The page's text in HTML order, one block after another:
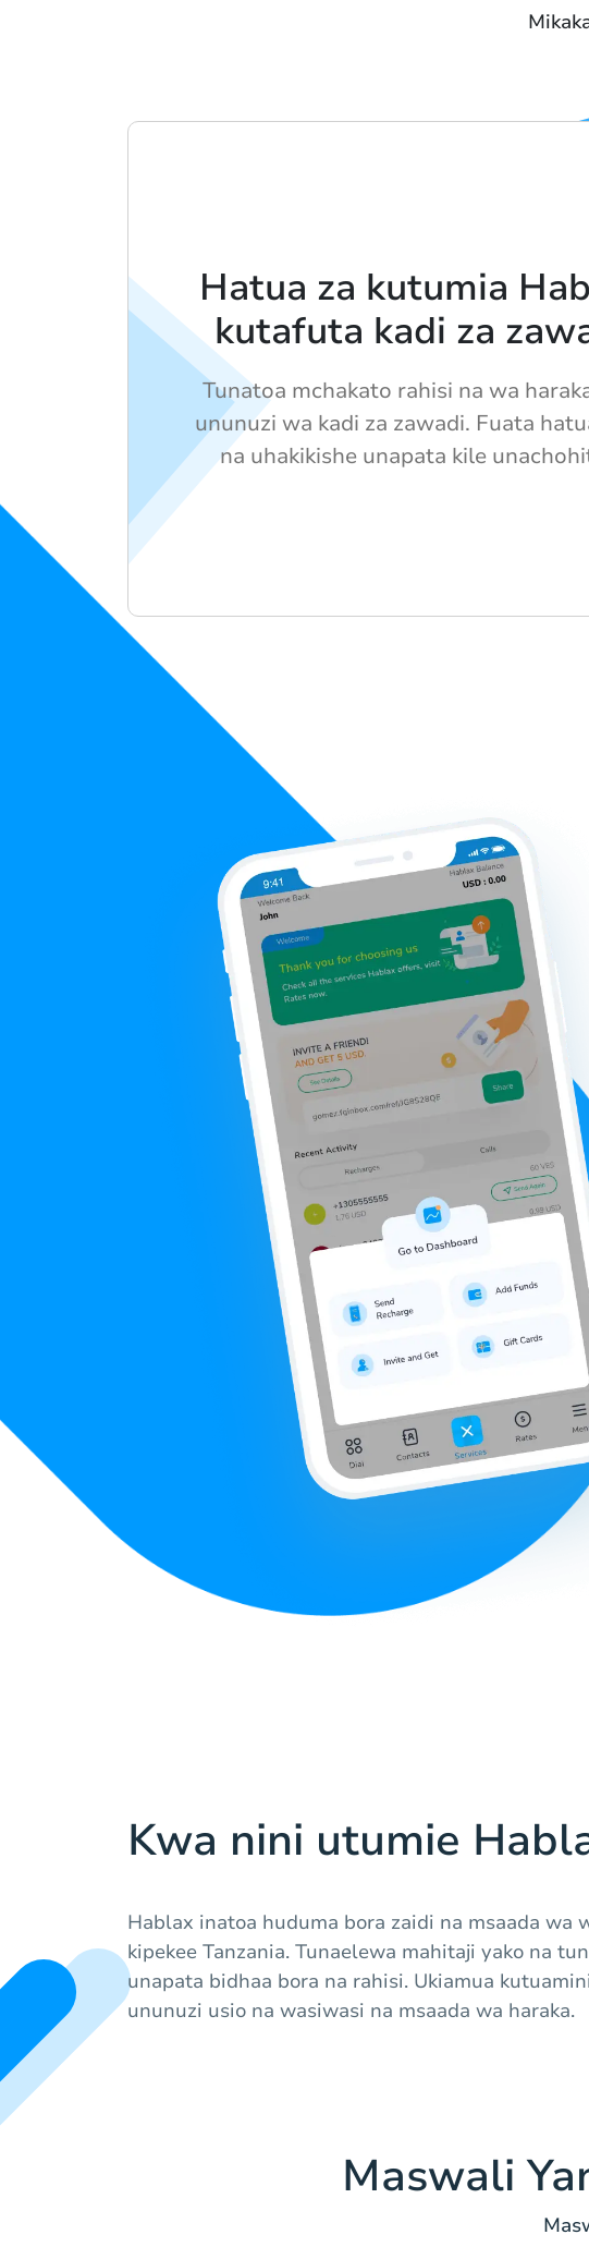
Hatua za kutumia
kutafuta kadi za
Tunatoa mchakato rahisi na wa
ununuzi wa kadi za zawadi. Fuata
na uhakikishe unapata kile
Kwa nini utumie
Hablax inatoa huduma bora zaidi na msaada wa
kipekee Tanzania. Tunaelewa mahitaji yako na
unapata bidhaa bora na rahisi. Ukiamua
ununuzi usio na wasiwasi na msaada wa haraka.
Maswali